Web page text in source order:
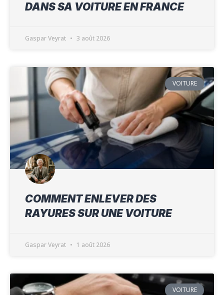
DANS SA VOITURE EN FRANCE
Gaspar Veyrat 3 août 2026
VOITURE
COMMENT ENLEVER DES
RAYURES SUR UNE VOITURE
Gaspar Veyrat 1 août 2026
VOITURE